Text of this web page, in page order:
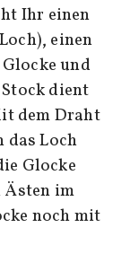
Ihr einen
einen
und
dient
dem Draht
das Loch
Glocke
Ästen im
noch mit